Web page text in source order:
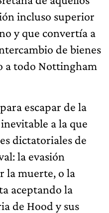
incluso superior
y que convertía a
de bienes
a todo Nottingham
escapar de la
a la que
dictatoriales de
la evasión
la muerte, o la
aceptando la
de Hood y sus